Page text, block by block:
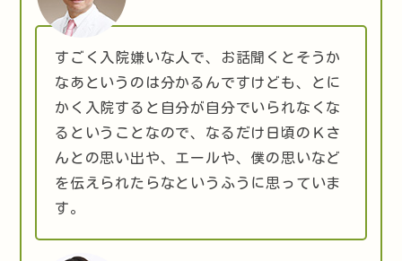
すごく入院嫌いな人で、お話聞くとそうか
なあというのは分かるんですけども、とに
かく入院すると自分が自分でいられなくな
るということなので、なるだけ日頃のＫさ
んとの思い出や、エールや、僕の思いなど
を伝えられたらなというふうに思っていま
す。